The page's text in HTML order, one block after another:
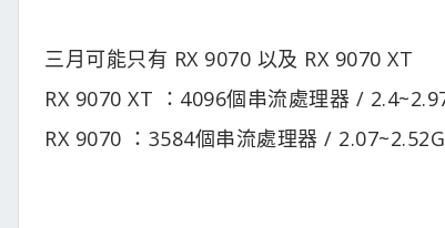
三月可能只有 RX 9070 以及 RX 9070 XT
RX 9070 XT ：4096個串流處理器 /
RX 9070 ：3584個串流處理器 /